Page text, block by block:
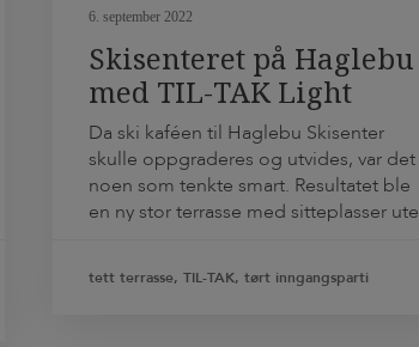
6. september 2022
Skisenteret på Haglebu
med TIL-TAK Light
terrasseduk
Da ski kaféen til Haglebu Skisenter
skulle oppgraderes og utvides, var det
noen som tenkte smart. Resultatet ble
en ny stor terrasse med sitteplasser ute
bjelkene, og TIL-TAK grunnmurspapp
tett terrasse, TIL-TAK, tørt inngangsparti